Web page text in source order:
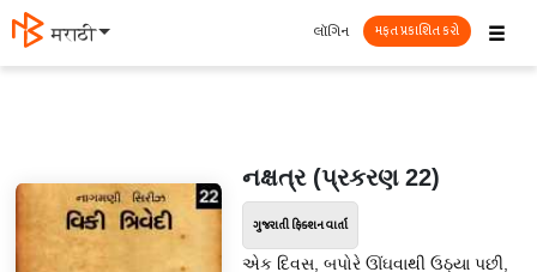
मराठी ☰
લૉગિન મફત પ્રકાશિત કરો
નક્ષત્ર (પ્રકરણ 22)
ગુજરાતી ફિક્શન વાર્તા
એક દિવસ, બપોરે ઊંઘવાથી ઉઠ્યા પછી,